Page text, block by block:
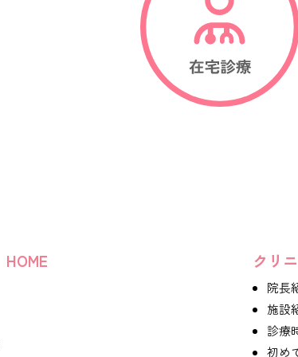
HOME クリ
院長
施設
診療
初め